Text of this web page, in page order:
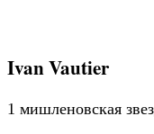
Ivan Vautier
1 мишленовская